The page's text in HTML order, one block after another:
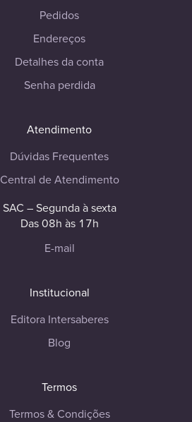
Pedidos
Endereços
Detalhes da conta
Senha perdida
Atendimento
Dúvidas Frequentes
Central de Atendimento
SAC – Segunda à sexta
Das 08h às 17h
E-mail
Institucional
Editora Intersaberes
Blog
Termos
Termos & Condições